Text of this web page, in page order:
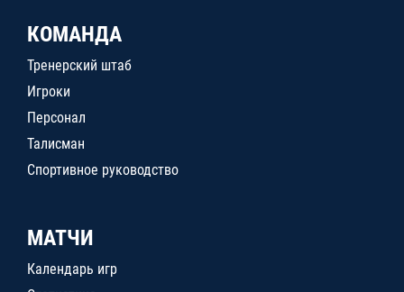
КОМАНДА
Тренерский штаб
Игроки
Персонал
Талисман
Спортивное руководство
МАТЧИ
Календарь игр